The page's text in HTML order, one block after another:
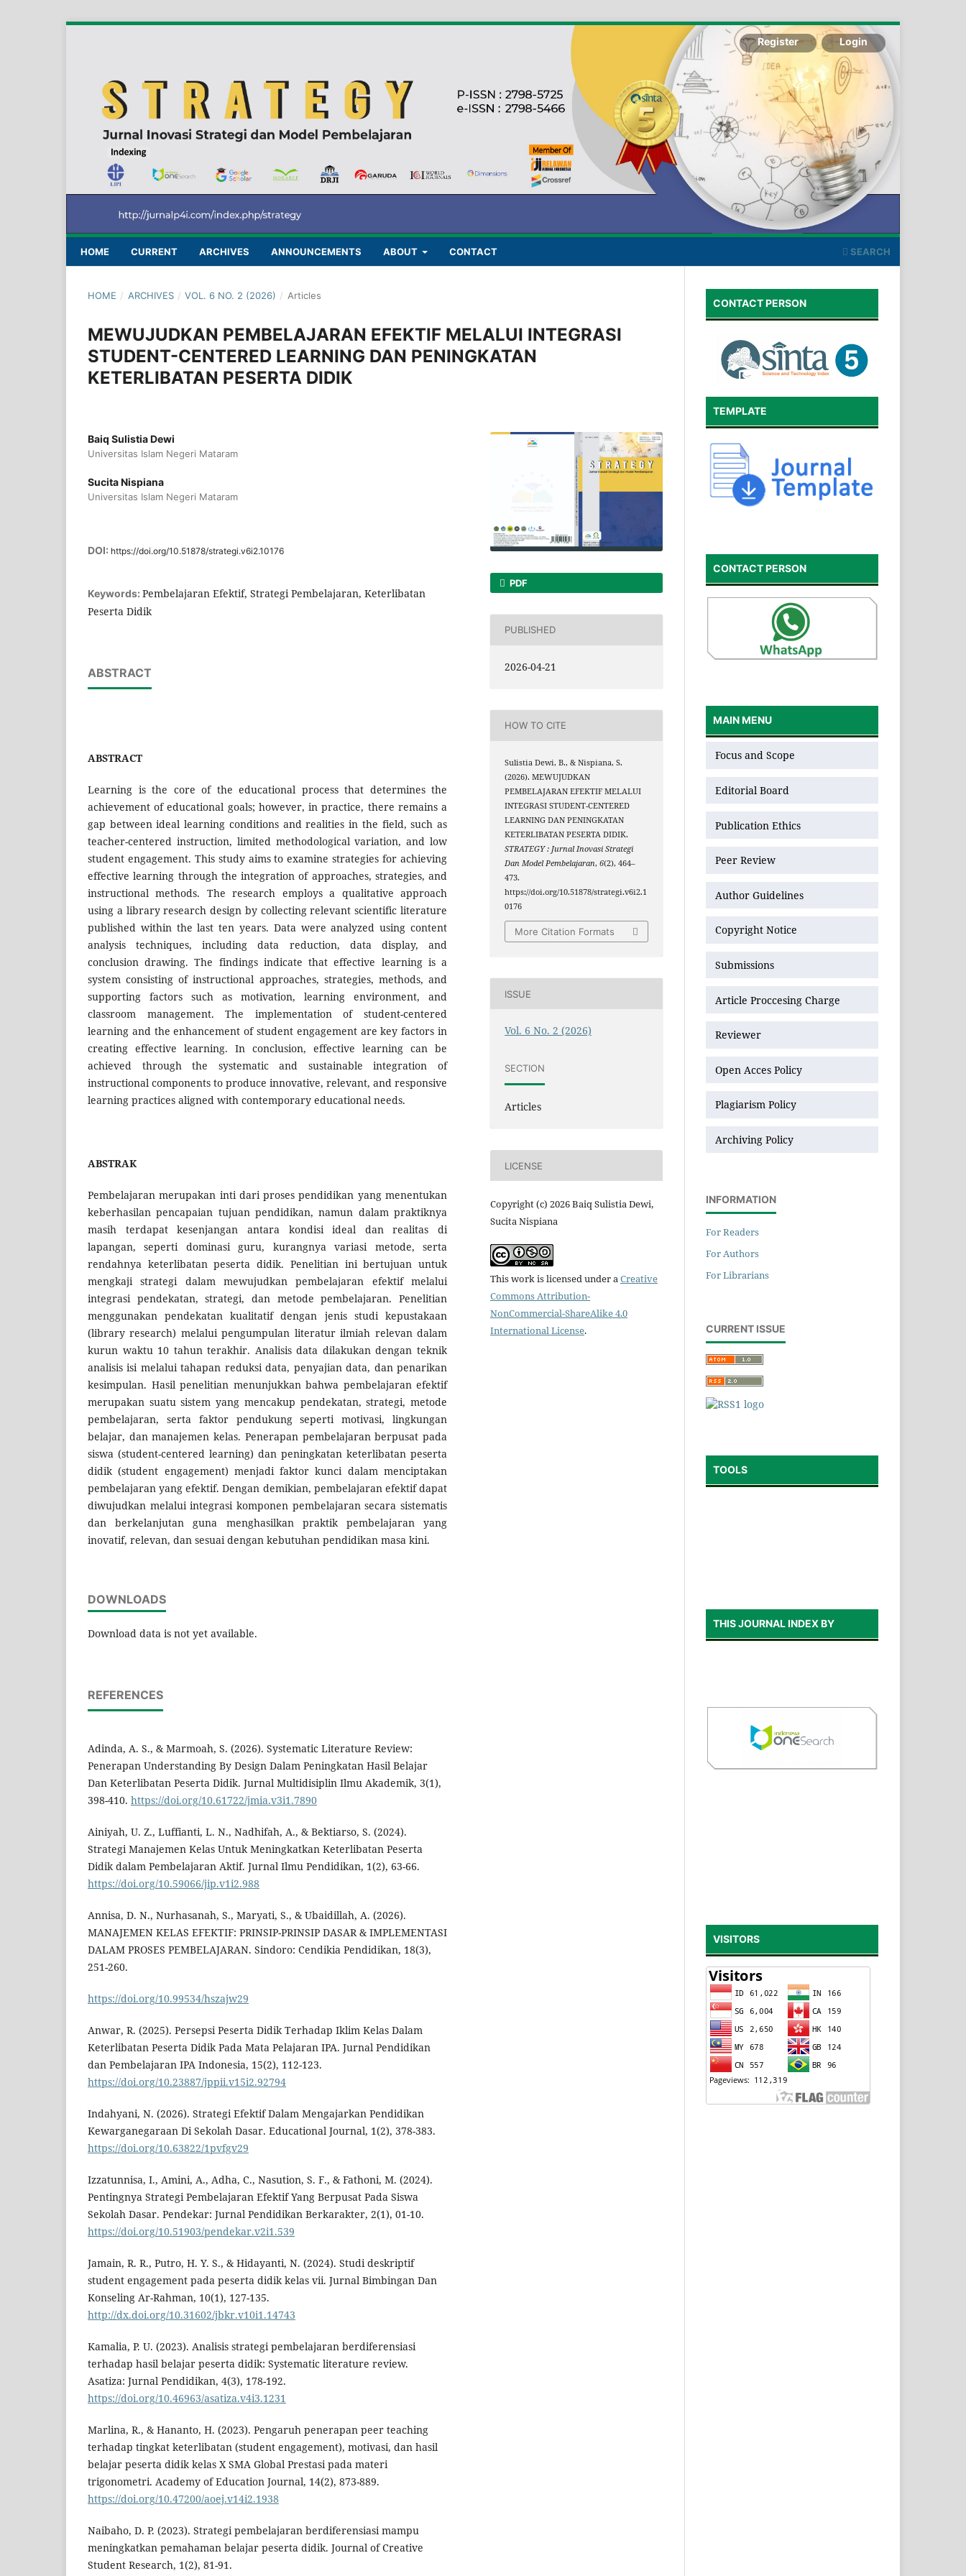
HOME CURRENT ARCHIVES ANNOUNCEMENTS ABOUT CONTACT SEARCH
Register Login
HOME / ARCHIVES / VOL. 6 NO. 2 (2026) / Articles
MEWUJUDKAN PEMBELAJARAN EFEKTIF MELALUI INTEGRASI
STUDENT-CENTERED LEARNING DAN PENINGKATAN
KETERLIBATAN PESERTA DIDIK
Baiq Sulistia Dewi
Universitas Islam Negeri Mataram
Sucita Nispiana
Universitas Islam Negeri Mataram
DOI: https://doi.org/10.51878/strategi.v6i2.10176
Keywords: Pembelajaran Efektif, Strategi Pembelajaran, Keterlibatan
Peserta Didik
ABSTRACT
ABSTRACT
Learning is the core of the educational process that determines the
achievement of educational goals; however, in practice, there remains a
gap between ideal learning conditions and realities in the field, such as
teacher-centered instruction, limited methodological variation, and low
student engagement. This study aims to examine strategies for achieving
effective learning through the integration of approaches, strategies, and
instructional methods. The research employs a qualitative approach
using a library research design by collecting relevant scientific literature
published within the last ten years. Data were analyzed using content
analysis techniques, including data reduction, data display, and
conclusion drawing. The findings indicate that effective learning is a
system consisting of instructional approaches, strategies, methods, and
supporting factors such as motivation, learning environment, and
classroom management. The implementation of student-centered
learning and the enhancement of student engagement are key factors in
creating effective learning. In conclusion, effective learning can be
achieved through the systematic and sustainable integration of
instructional components to produce innovative, relevant, and responsive
learning practices aligned with contemporary educational needs.
ABSTRAK
Pembelajaran merupakan inti dari proses pendidikan yang menentukan
keberhasilan pencapaian tujuan pendidikan, namun dalam praktiknya
masih terdapat kesenjangan antara kondisi ideal dan realitas di
lapangan, seperti dominasi guru, kurangnya variasi metode, serta
rendahnya keterlibatan peserta didik. Penelitian ini bertujuan untuk
mengkaji strategi dalam mewujudkan pembelajaran efektif melalui
integrasi pendekatan, strategi, dan metode pembelajaran. Penelitian
menggunakan pendekatan kualitatif dengan jenis studi kepustakaan
(library research) melalui pengumpulan literatur ilmiah relevan dalam
kurun waktu 10 tahun terakhir. Analisis data dilakukan dengan teknik
analisis isi melalui tahapan reduksi data, penyajian data, dan penarikan
kesimpulan. Hasil penelitian menunjukkan bahwa pembelajaran efektif
merupakan suatu sistem yang mencakup pendekatan, strategi, metode
pembelajaran, serta faktor pendukung seperti motivasi, lingkungan
belajar, dan manajemen kelas. Penerapan pembelajaran berpusat pada
siswa (student-centered learning) dan peningkatan keterlibatan peserta
didik (student engagement) menjadi faktor kunci dalam menciptakan
pembelajaran yang efektif. Dengan demikian, pembelajaran efektif dapat
diwujudkan melalui integrasi komponen pembelajaran secara sistematis
dan berkelanjutan guna menghasilkan praktik pembelajaran yang
inovatif, relevan, dan sesuai dengan kebutuhan pendidikan masa kini.
DOWNLOADS
Download data is not yet available.
REFERENCES
Adinda, A. S., & Marmoah, S. (2026). Systematic Literature Review:
Penerapan Understanding By Design Dalam Peningkatan Hasil Belajar
Dan Keterlibatan Peserta Didik. Jurnal Multidisiplin Ilmu Akademik, 3(1),
398-410. https://doi.org/10.61722/jmia.v3i1.7890
Ainiyah, U. Z., Luffianti, L. N., Nadhifah, A., & Bektiarso, S. (2024).
Strategi Manajemen Kelas Untuk Meningkatkan Keterlibatan Peserta
Didik dalam Pembelajaran Aktif. Jurnal Ilmu Pendidikan, 1(2), 63-66.
https://doi.org/10.59066/jip.v1i2.988
Annisa, D. N., Nurhasanah, S., Maryati, S., & Ubaidillah, A. (2026).
MANAJEMEN KELAS EFEKTIF: PRINSIP-PRINSIP DASAR & IMPLEMENTASI
DALAM PROSES PEMBELAJARAN. Sindoro: Cendikia Pendidikan, 18(3),
251-260.
https://doi.org/10.99534/hszajw29
Anwar, R. (2025). Persepsi Peserta Didik Terhadap Iklim Kelas Dalam
Keterlibatan Peserta Didik Pada Mata Pelajaran IPA. Jurnal Pendidikan
dan Pembelajaran IPA Indonesia, 15(2), 112-123.
https://doi.org/10.23887/jppii.v15i2.92794
Indahyani, N. (2026). Strategi Efektif Dalam Mengajarkan Pendidikan
Kewarganegaraan Di Sekolah Dasar. Educational Journal, 1(2), 378-383.
https://doi.org/10.63822/1pvfgv29
Izzatunnisa, I., Amini, A., Adha, C., Nasution, S. F., & Fathoni, M. (2024).
Pentingnya Strategi Pembelajaran Efektif Yang Berpusat Pada Siswa
Sekolah Dasar. Pendekar: Jurnal Pendidikan Berkarakter, 2(1), 01-10.
https://doi.org/10.51903/pendekar.v2i1.539
Jamain, R. R., Putro, H. Y. S., & Hidayanti, N. (2024). Studi deskriptif
student engagement pada peserta didik kelas vii. Jurnal Bimbingan Dan
Konseling Ar-Rahman, 10(1), 127-135.
http://dx.doi.org/10.31602/jbkr.v10i1.14743
Kamalia, P. U. (2023). Analisis strategi pembelajaran berdiferensiasi
terhadap hasil belajar peserta didik: Systematic literature review.
Asatiza: Jurnal Pendidikan, 4(3), 178-192.
https://doi.org/10.46963/asatiza.v4i3.1231
Marlina, R., & Hananto, H. (2023). Pengaruh penerapan peer teaching
terhadap tingkat keterlibatan (student engagement), motivasi, dan hasil
belajar peserta didik kelas X SMA Global Prestasi pada materi
trigonometri. Academy of Education Journal, 14(2), 873-889.
https://doi.org/10.47200/aoej.v14i2.1938
Naibaho, D. P. (2023). Strategi pembelajaran berdiferensiasi mampu
meningkatkan pemahaman belajar peserta didik. Journal of Creative
Student Research, 1(2), 81-91.
PDF
PUBLISHED
2026-04-21
HOW TO CITE
Sulistia Dewi, B., & Nispiana, S.
(2026). MEWUJUDKAN
PEMBELAJARAN EFEKTIF MELALUI
INTEGRASI STUDENT-CENTERED
LEARNING DAN PENINGKATAN
KETERLIBATAN PESERTA DIDIK.
STRATEGY : Jurnal Inovasi Strategi
Dan Model Pembelajaran,6(2), 464–
473.
https://doi.org/10.51878/strategi.v6i2.1
0176
More Citation Formats
ISSUE
Vol. 6 No. 2 (2026)
SECTION
Articles
LICENSE
Copyright (c) 2026 Baiq Sulistia Dewi,
Sucita Nispiana
This work is licensed under aCreative
Commons Attribution-
NonCommercial-ShareAlike 4.0
International License.
CONTACT PERSON
TEMPLATE
CONTACT PERSON
MAIN MENU
Focus and Scope
Editorial Board
Publication Ethics
Peer Review
Author Guidelines
Copyright Notice
Submissions
Article Proccesing Charge
Reviewer
Open Acces Policy
Plagiarism Policy
Archiving Policy
INFORMATION
For Readers
For Authors
For Librarians
CURRENT ISSUE
TOOLS
THIS JOURNAL INDEX BY
VISITORS